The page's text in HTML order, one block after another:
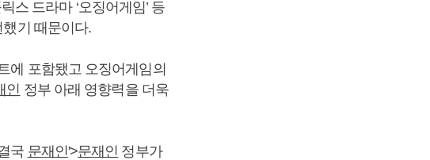
스 드라마 ‘오징어게임’ 등
기 때문이다.
에 포함됐고 오징어게임의
인 정부 아래 영향력을 더욱
국 문재인'>문재인 정부가